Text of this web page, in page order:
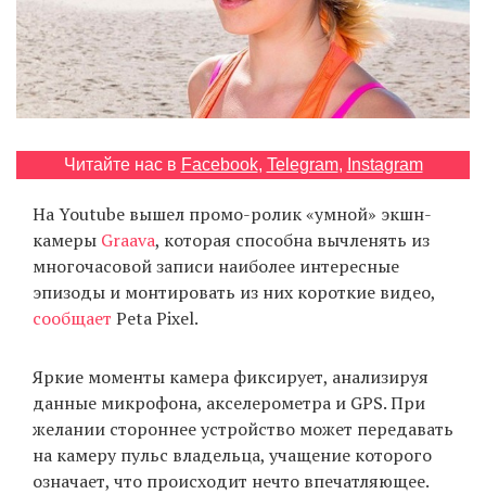
Читайте нас в Facebook, Telegram, Instagram
На Youtube вышел промо-ролик «умной» экшн-
камеры Graava, которая способна вычленять из
многочасовой записи наиболее интересные
эпизоды и монтировать из них короткие видео,
сообщает Peta Pixel.
Яркие моменты камера фиксирует, анализируя
данные микрофона, акселерометра и GPS. При
желании стороннее устройство может передавать
на камеру пульс владельца, учащение которого
означает, что происходит нечто впечатляющее.